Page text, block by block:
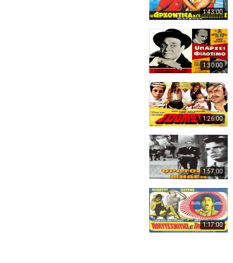
1:43:00
1:30:00
1:26:00
1:57:00
1:17:00